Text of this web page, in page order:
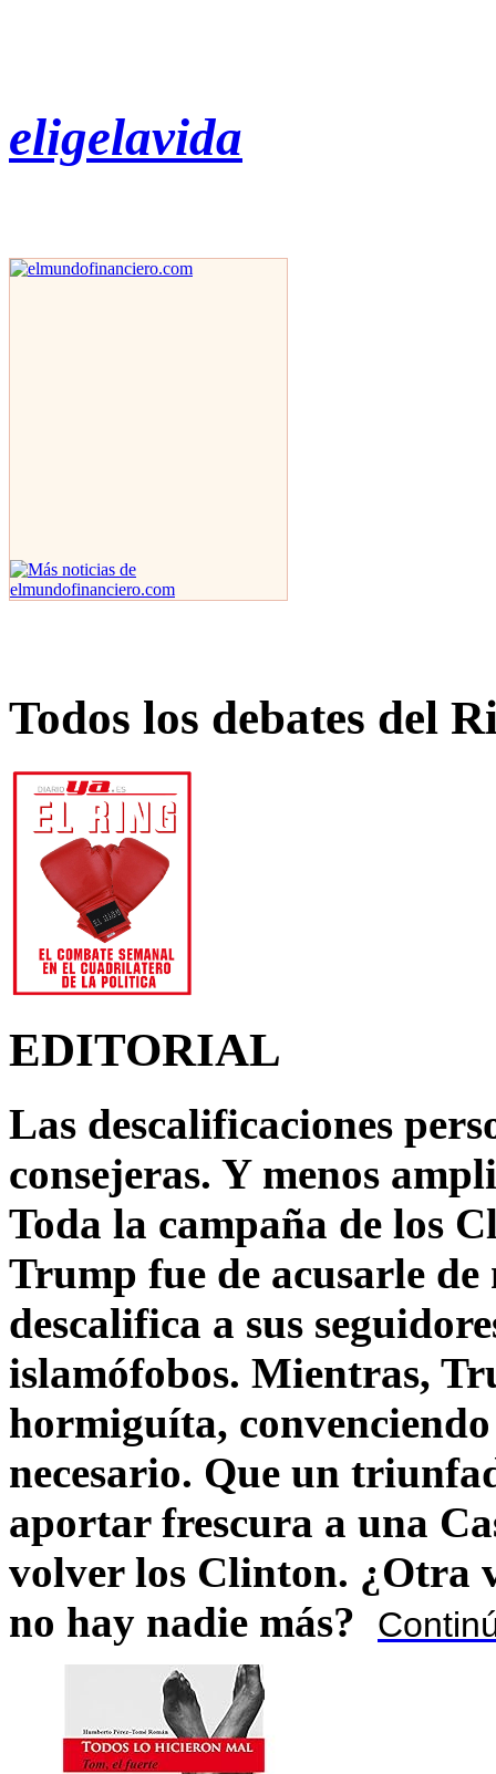
eligelavida
Todos los debates del
EDITORIAL
Las descalificaciones
consejeras. Y menos
Toda la campaña de los
Trump fue de acusarle
descalifica a sus
islamófobos. Mientras,
hormiguíta,
necesario. Que un
aportar frescura a una
volver los Clinton. ¿Otra
no hay nadie más?